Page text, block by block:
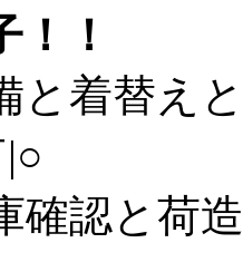
！！
と着替え
確認と荷